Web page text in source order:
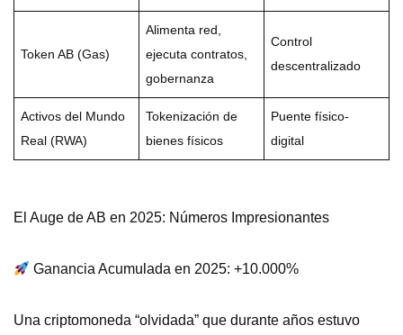
Token AB (Gas)
Alimenta red,
ejecuta contratos,
gobernanza
Control
descentralizado
Activos del Mundo
Real (RWA)
Tokenización de
bienes físicos
Puente físico-
digital
El Auge de AB en 2025: Números Impresionantes
Ganancia Acumulada en 2025: +10.000%
Una criptomoneda “olvidada” que durante años estuvo